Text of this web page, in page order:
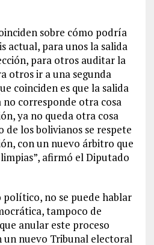
sobre cómo podría
actual, para unos la salida
para otros auditar la
otros ir a una segunda
coinciden es que la salida
no corresponde otra cosa
ya no queda otra cosa
de los bolivianos se respete
con un nuevo árbitro que
afirmó el Diputado
político, no se puede hablar
tampoco de
anular este proceso
un nuevo Tribunal electoral